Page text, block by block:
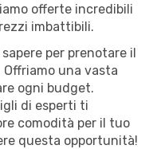
offerte incredibili
imbattibili.
per prenotare il
una vasta
ogni budget.
di esperti ti
comodità per il tuo
questa opportunità!